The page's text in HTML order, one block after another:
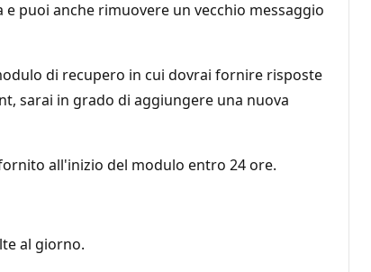
puoi anche rimuovere un vecchio messaggio
di recupero in cui dovrai fornire risposte
sarai in grado di aggiungere una nuova
all'inizio del modulo entro 24 ore.
al giorno.